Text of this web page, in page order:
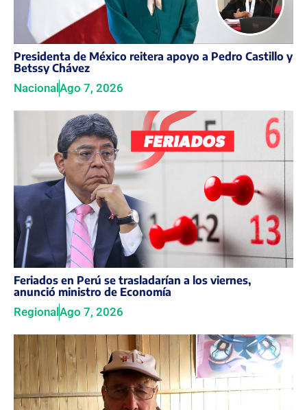
Presidenta de México reitera apoyo a Pedro Castillo y
Betssy Chávez
NacionalAgo 7, 2026
Feriados en Perú se trasladarían a los viernes,
anunció ministro de Economía
Regional Ago 7, 2026